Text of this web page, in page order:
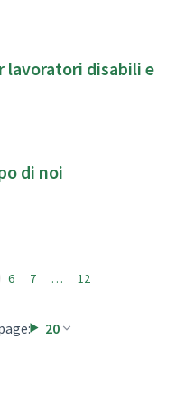
lavoratori disabili e
di noi
20
6 7 … 12